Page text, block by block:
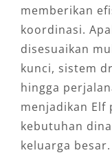
memberikan
koordinasi.
disesuaikan
kunci, sistem
hingga
menjadikan
kebutuhan
keluarga besar.